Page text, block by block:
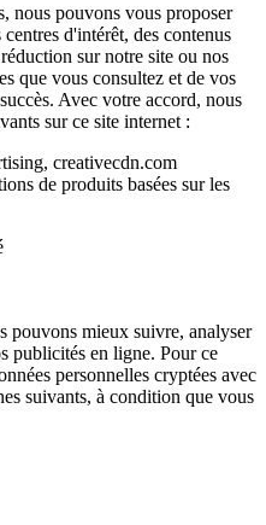
nous pouvons vous proposer
d'intérêt, des contenus
sur notre site ou nos
que vous consultez et de vos
Avec votre accord, nous
sur ce site internet :
creativecdn.com
de produits basées sur les
pouvons mieux suivre, analyser
publicités en ligne. Pour ce
personnelles cryptées avec
suivants, à condition que vous